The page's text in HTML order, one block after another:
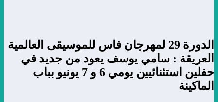
الدورة 29 لمهرجان فاس للموسيقى العالمية
العريقة : سامي يوسف يعود من جديد في
حفلين استثنائيين يومي 6 و 7 يونيو بباب
الماكينة